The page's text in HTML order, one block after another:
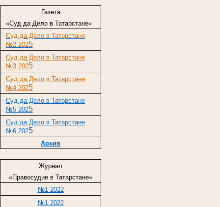
Газета
«Суд да Дело в Татарстане»
Суд да Дело в Татарстане
№2 2025
Суд да Дело в Татарстане
№3 2025
Суд да Дело в Татарстане
№4 2025
Суд да Дело в Татарстане
№5 2025
Суд да Дело в Татарстане
№6 2025
Архив
Журнал
«Правосудие в Татарстане»
№1 2022
№1 2022